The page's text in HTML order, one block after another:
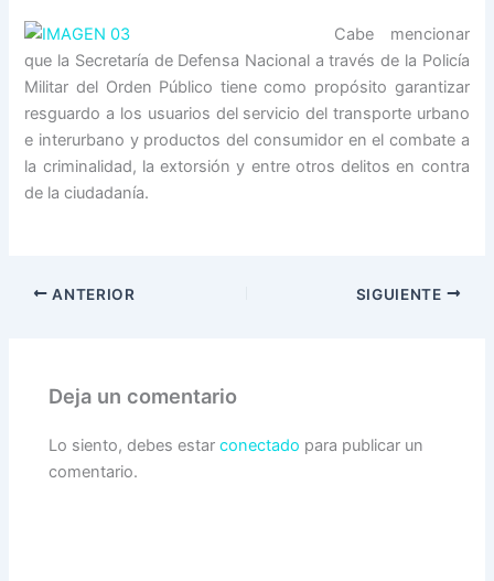
Cabe mencionar
que la Secretaría de Defensa Nacional a través de la Policía
Militar del Orden Público tiene como propósito garantizar
resguardo a los usuarios del servicio del transporte urbano
e interurbano y productos del consumidor en el combate a
la criminalidad, la extorsión y entre otros delitos en contra
de la ciudadanía.
ANTERIOR SIGUIENTE
Deja un comentario
Lo siento, debes estarconectado para publicar un
comentario.